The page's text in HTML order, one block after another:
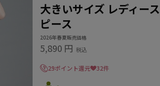
大きいサイズ レディー
ピース
2026年春夏販売価格
5,890 円 税込
29ポイント還元 32件